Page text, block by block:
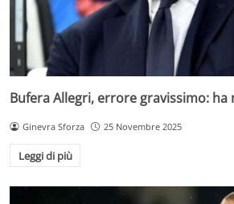
Bufera Allegri, errore gravissimo:
Ginevra Sforza 25 Novembre 2025
Leggi di più